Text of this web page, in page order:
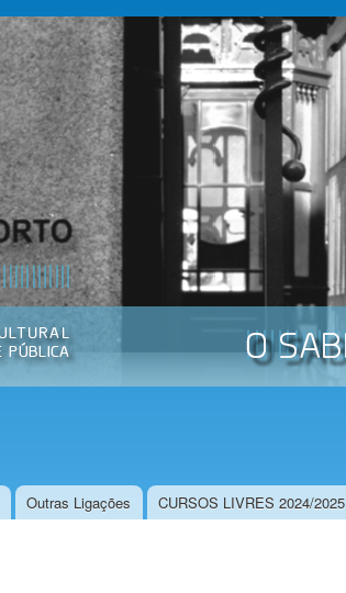
Passar
para o
conteúdo
principal
Outras Ligações CURSOS LIVRES 2024/2025